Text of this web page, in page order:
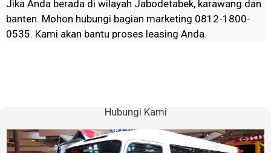
Jika Anda berada di wilayah Jabodetabek, karawang dan
banten. Mohon hubungi bagian marketing 0812-1800-
0535. Kami akan bantu proses leasing Anda.
Hubungi Kami